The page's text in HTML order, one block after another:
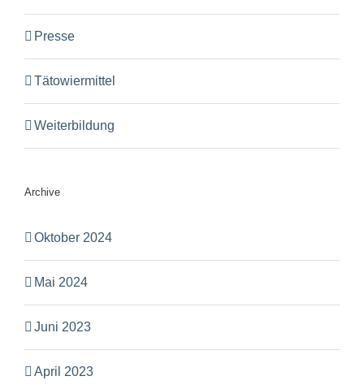
Presse
Tätowiermittel
Weiterbildung
Archive
Oktober 2024
Mai 2024
Juni 2023
April 2023